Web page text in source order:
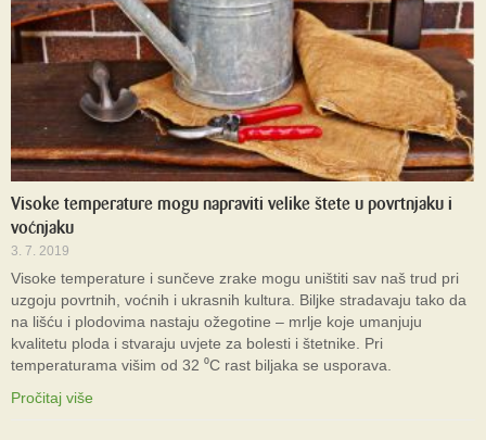
Visoke temperature mogu napraviti velike štete u povrtnjaku i
voćnjaku
3. 7. 2019
Visoke temperature i sunčeve zrake mogu uništiti sav naš trud pri
uzgoju povrtnih, voćnih i ukrasnih kultura. Biljke stradavaju tako da
na lišću i plodovima nastaju ožegotine – mrlje koje umanjuju
kvalitetu ploda i stvaraju uvjete za bolesti i štetnike. Pri
temperaturama višim od 32 ⁰C rast biljaka se usporava.
Pročitaj više